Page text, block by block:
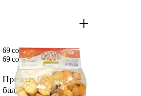
Презент Сладости
балдар кытырактары
69 сом
69 сом